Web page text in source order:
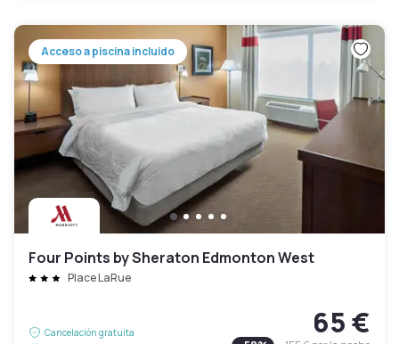
Acceso a piscina incluido
Four Points by Sheraton Edmonton West
Place LaRue
Cancelación gratuita
65 €